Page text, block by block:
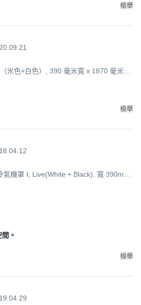
檢舉
米色+白色）, 390 毫米寬 x 1870 毫米高
檢舉
機罩 I, Live(White + Black), 寬 390mm
。
檢舉